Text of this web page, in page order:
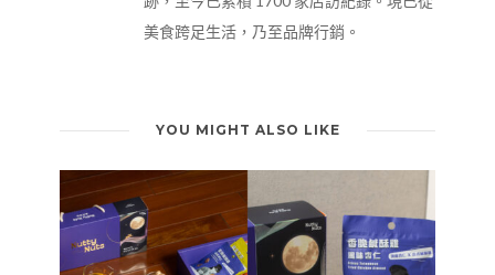
美食跨足生活，乃至品牌行銷。
YOU MIGHT ALSO LIKE